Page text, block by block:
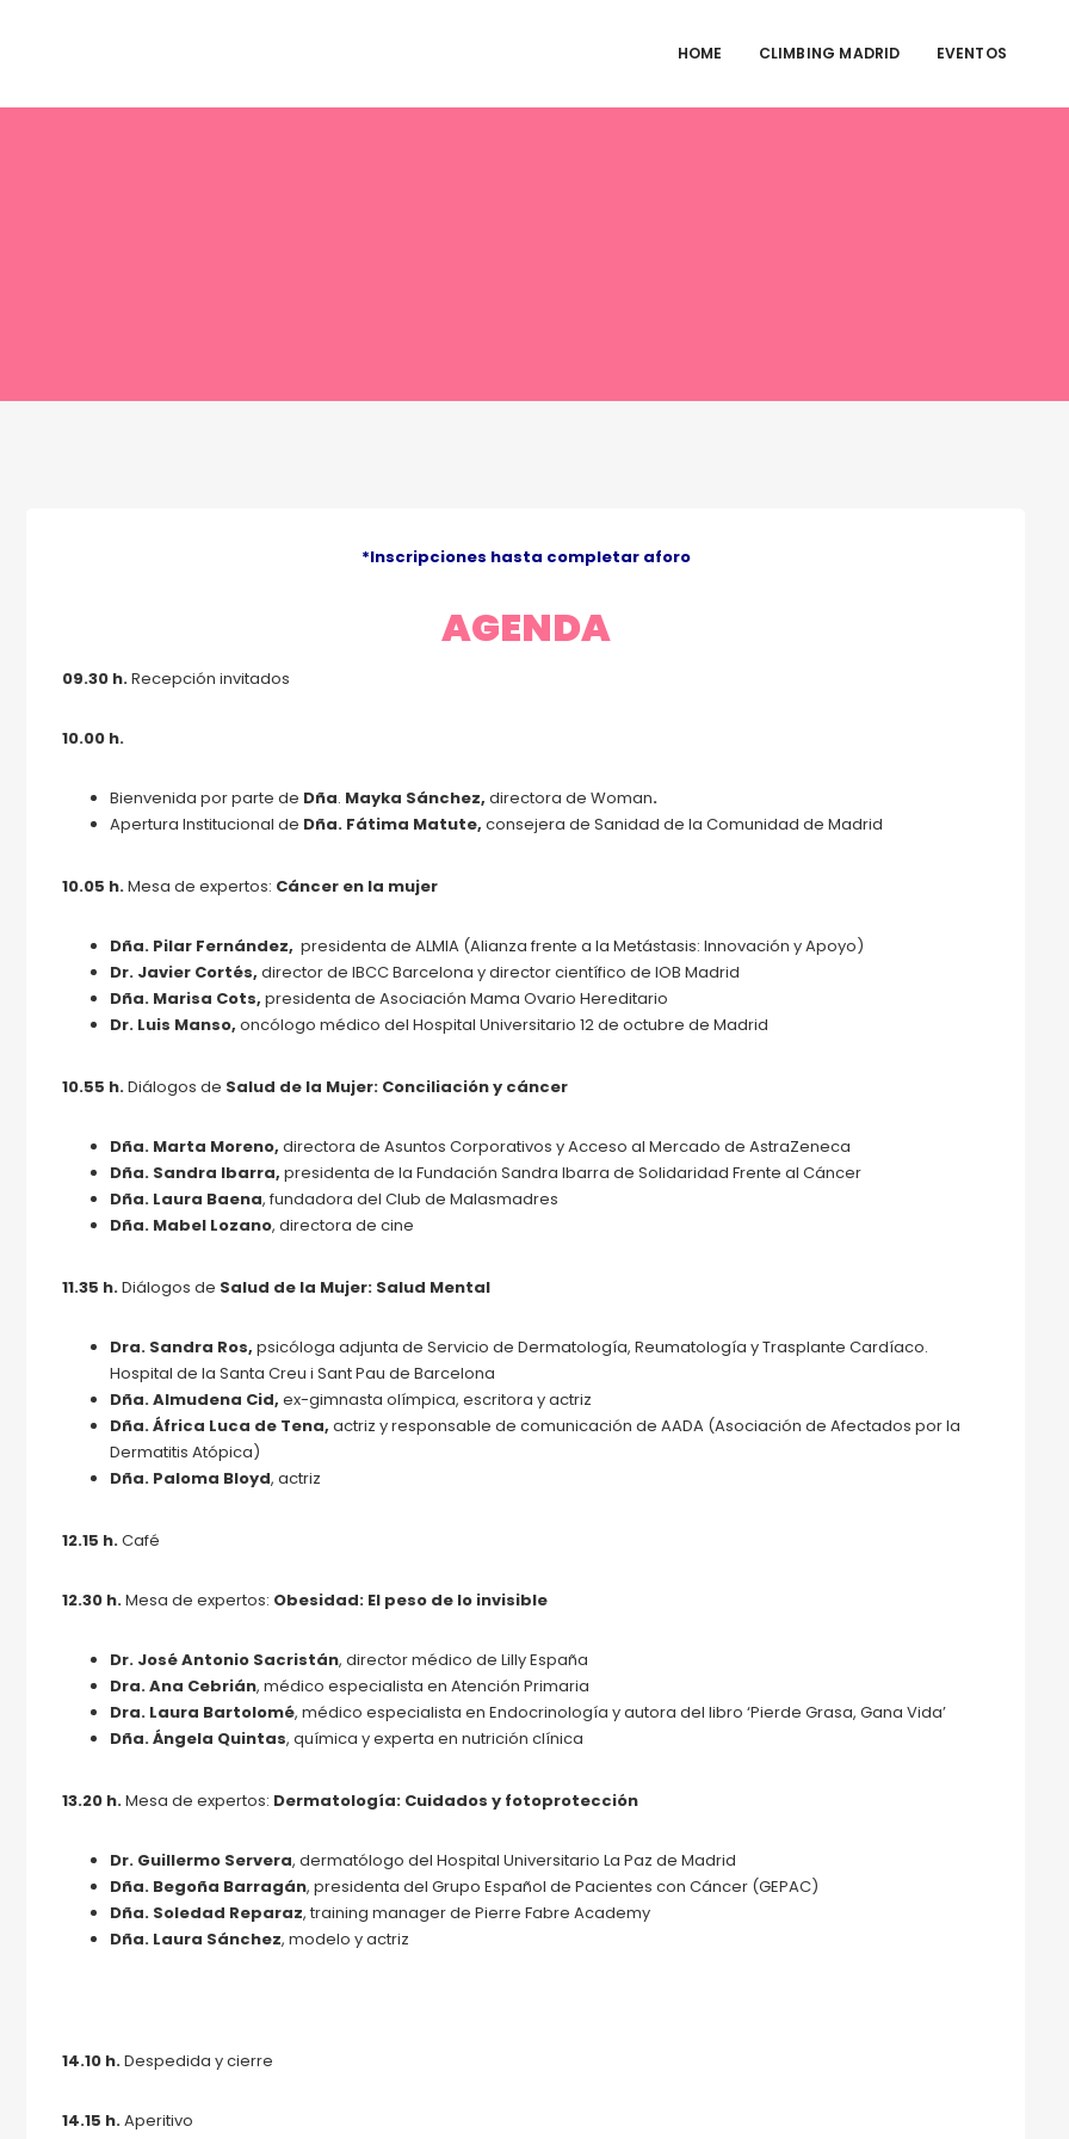
HOME CLIMBING MADRID EVENTOS
*Inscripciones hasta completar aforo
AGENDA
09.30 h.Recepción invitados
10.00 h.
Bienvenida por parte de Dña. Mayka Sánchez, directora de Woman.
Apertura Institucional de Dña. Fátima Matute, consejera de Sanidad de la Comunidad de Madrid
10.05 h.Mesa de expertos: Cáncer en la mujer
Dña. Pilar Fernández, presidenta de ALMIA (Alianza frente a la Metástasis: Innovación y Apoyo)
Dr. Javier Cortés, director de IBCC Barcelona y director científico de IOB Madrid
Dña. Marisa Cots, presidenta de Asociación Mama Ovario Hereditario
Dr. Luis Manso, oncólogo médico del Hospital Universitario 12 de octubre de Madrid
10.55 h.Diálogos de Salud de la Mujer: Conciliación y cáncer
Dña. Marta Moreno, directora de Asuntos Corporativos y Acceso al Mercado de AstraZeneca
Dña. Sandra Ibarra, presidenta de la Fundación Sandra Ibarra de Solidaridad Frente al Cáncer
Dña. Laura Baena, fundadora del Club de Malasmadres
Dña. Mabel Lozano, directora de cine
11.35 h.Diálogos de Salud de la Mujer: Salud Mental
Dra. Sandra Ros, psicóloga adjunta de Servicio de Dermatología, Reumatología y Trasplante Cardíaco.
Hospital de la Santa Creu i Sant Pau de Barcelona
Dña. Almudena Cid, ex-gimnasta olímpica, escritora y actriz
Dña. África Luca de Tena,actriz y responsable de comunicación de AADA (Asociación de Afectados por la
Dermatitis Atópica)
Dña. Paloma Bloyd, actriz
12.15 h.Café
12.30 h.Mesa de expertos: Obesidad: El peso de lo invisible
Dr. José Antonio Sacristán, director médico de Lilly España
Dra. Ana Cebrián, médico especialista en Atención Primaria
Dra. Laura Bartolomé, médico especialista en Endocrinología y autora del libro ‘Pierde Grasa, Gana Vida’
Dña. Ángela Quintas, química y experta en nutrición clínica
13.20 h.Mesa de expertos: Dermatología: Cuidados y fotoprotección
Dr. Guillermo Servera, dermatólogo del Hospital Universitario La Paz de Madrid
Dña. Begoña Barragán, presidenta del Grupo Español de Pacientes con Cáncer (GEPAC)
Dña. Soledad Reparaz, training manager de Pierre Fabre Academy
Dña. Laura Sánchez, modelo y actriz
14.10 h.Despedida y cierre
14.15 h.Aperitivo